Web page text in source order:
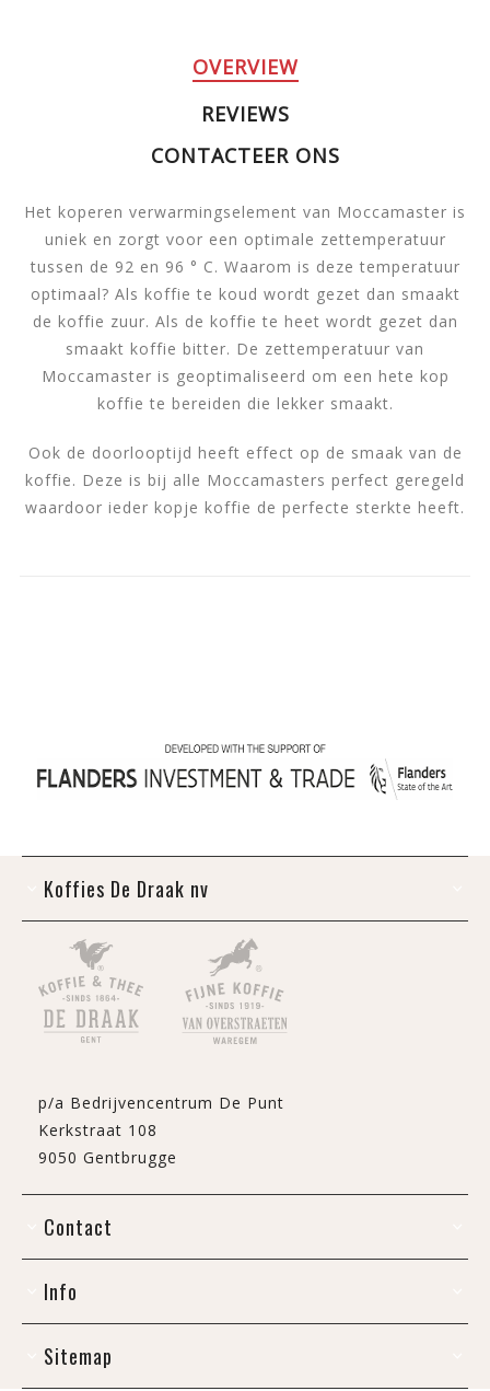
OVERVIEW
REVIEWS
CONTACTEER ONS
Het koperen verwarmingselement van Moccamaster is
uniek en zorgt voor een optimale zettemperatuur
tussen de 92 en 96 ° C. Waarom is deze temperatuur
optimaal? Als koffie te koud wordt gezet dan smaakt
de koffie zuur. Als de koffie te heet wordt gezet dan
smaakt koffie bitter. De zettemperatuur van
Moccamaster is geoptimaliseerd om een hete kop
koffie te bereiden die lekker smaakt.
Ook de doorlooptijd heeft effect op de smaak van de
koffie. Deze is bij alle Moccamasters perfect geregeld
waardoor ieder kopje koffie de perfecte sterkte heeft.
Koffies De Draak nv
p/a Bedrijvencentrum De Punt
Kerkstraat 108
9050 Gentbrugge
Contact
Info
Sitemap